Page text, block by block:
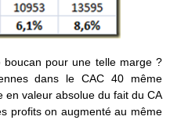
pour une telle marge ?
dans le CAC 40 même
en valeur absolue du fait du CA
profits on augmenté au même